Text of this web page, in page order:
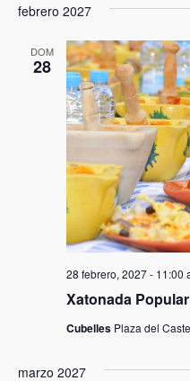
febrero 2027
DOM
28
Xatonada
28 febrero, 2027 - 11:00
Cubelles Plaza del
marzo 2027